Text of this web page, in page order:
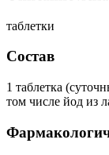
таблетки
Состав
1 таблетка
том числе йод из